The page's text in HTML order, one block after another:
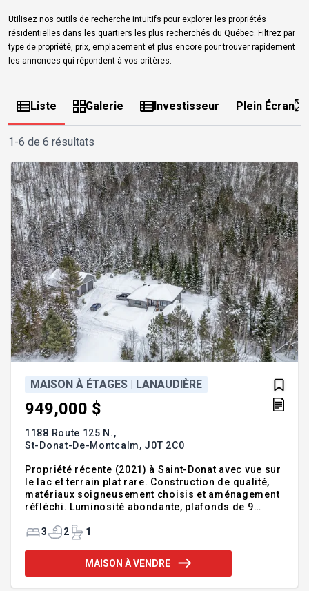
Utilisez nos outils de recherche intuitifs pour explorer les propriétés
résidentielles dans les quartiers les plus recherchés du Québec. Filtrez par
type de propriété, prix, emplacement et plus encore pour trouver rapidement
les annonces qui répondent à vos critères.
Liste Galerie Investisseur Plein Écran
1-6 de 6 résultats
MAISON À ÉTAGES | LANAUDIÈRE
949,000 $
1188 Route 125 N.,
St-Donat-De-Montcalm, J0T 2C0
Propriété récente (2021) à Saint-Donat avec vue sur
le lac et terrain plat rare. Construction de qualité,
matériaux soigneusement choisis et aménagement
réfléchi. Luminosité abondante, plafonds de 9
rez-de-jardin avec accès direct à l'extérieur.
Garage 6 places + abri double, nombreux
rangements. Possibilité d'achat meublé ou semi-
meublé. Propriété clé en main, idéale comme
3 2 1
MAISON À VENDRE